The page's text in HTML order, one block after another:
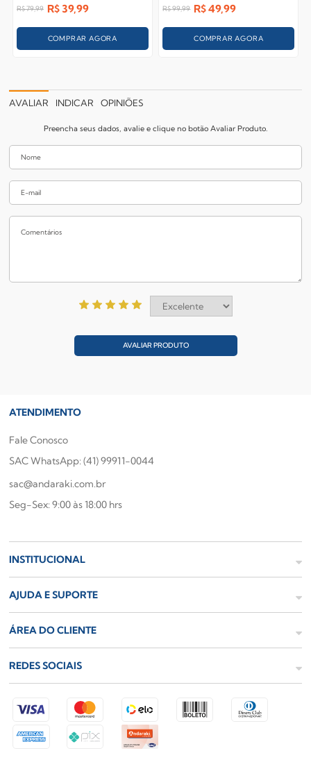
R$79,99 R$ 39,99
COMPRAR AGORA
R$99,99 R$49,99
COMPRAR AGORA
AVALIAR INDICAR OPINIÕES
Preencha seus dados, avalie e clique no botão Avaliar Produto.
AVALIAR PRODUTO
ATENDIMENTO
Fale Conosco
SAC WhatsApp: (41) 99911-0044
sac@andaraki.com.br
Seg-Sex: 9:00 às 18:00 hrs
INSTITUCIONAL
AJUDA E SUPORTE
ÁREA DO CLIENTE
REDES SOCIAIS